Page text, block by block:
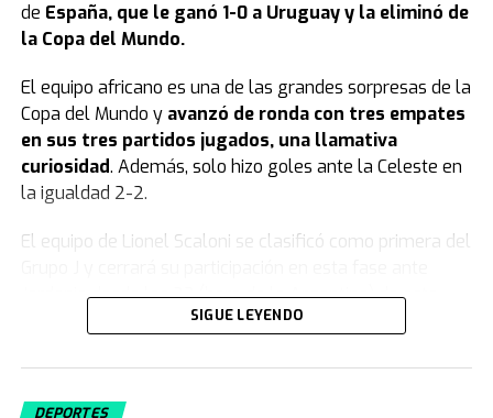
de España, que le ganó 1-0 a Uruguay y la eliminó de
la Copa del Mundo.
El equipo africano es una de las grandes sorpresas de la
Copa del Mundo y avanzó de ronda con tres empates
en sus tres partidos jugados, una llamativa
curiosidad. Además, solo hizo goles ante la Celeste en
la igualdad 2-2.
El equipo de Lionel Scaloni se clasificó como primera del
Jordania desde las 23 (hora de la Argentina) de este
Uruguay quedó eliminado del Mundial
SIGUE LEYENDO
DEPORTES